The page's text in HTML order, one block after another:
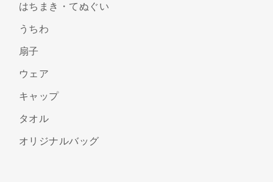
はちまき・てぬぐい
うちわ
扇子
ウェア
キャップ
タオル
オリジナルバッグ